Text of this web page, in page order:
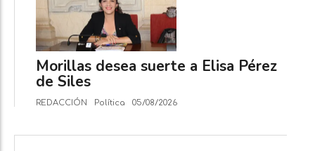
Morillas desea suerte a Elisa Pérez
de Siles
REDACCIÓN Política 05/08/2026